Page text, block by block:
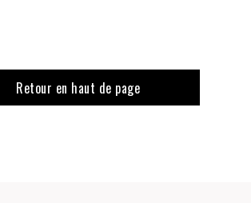
Retour en haut de page